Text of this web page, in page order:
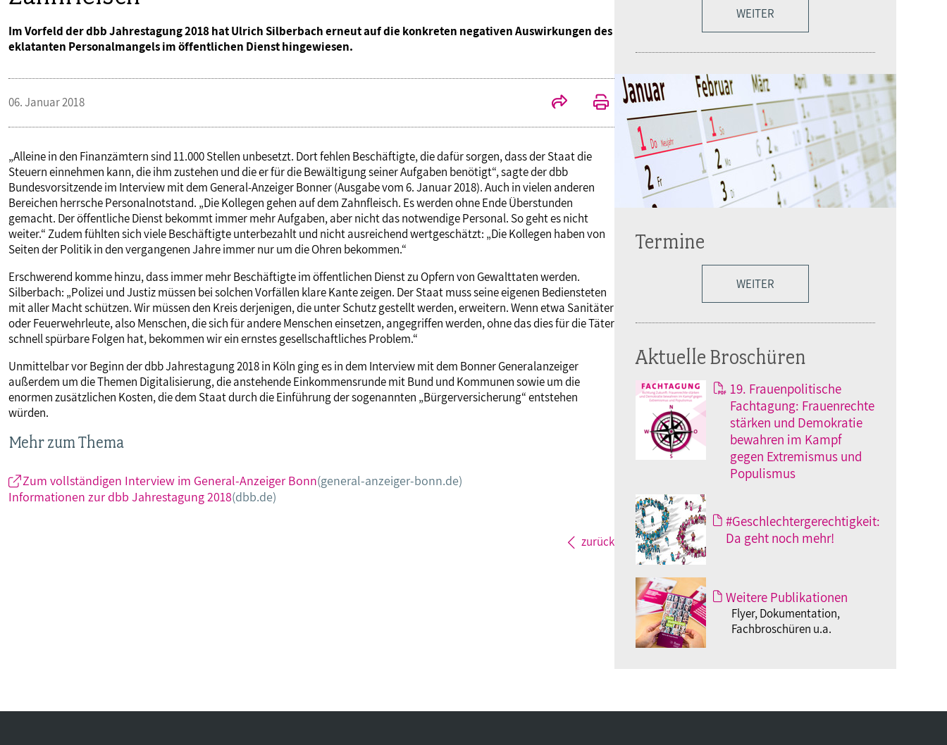
Im Vorfeld der dbb Jahrestagung 2018 hat Ulrich Silberbach erneut auf die konkreten negativen Auswirkungen des
eklatanten Personalmangels im öffentlichen Dienst hingewiesen.
06. Januar 2018
„Alleine in den Finanzämtern sind 11.000 Stellen unbesetzt. Dort fehlen Beschäftigte, die dafür sorgen, dass der Staat die
Steuern einnehmen kann, die ihm zustehen und die er für die Bewältigung seiner Aufgaben benötigt“, sagte der dbb
Bundesvorsitzende im Interview mit dem General-Anzeiger Bonner (Ausgabe vom 6. Januar 2018). Auch in vielen anderen
Bereichen herrsche Personalnotstand. „Die Kollegen gehen auf dem Zahnfleisch. Es werden ohne Ende Überstunden
gemacht. Der öffentliche Dienst bekommt immer mehr Aufgaben, aber nicht das notwendige Personal. So geht es nicht
weiter.“ Zudem fühlten sich viele Beschäftigte unterbezahlt und nicht ausreichend wertgeschätzt: „Die Kollegen haben von
Seiten der Politik in den vergangenen Jahre immer nur um die Ohren bekommen.“
Erschwerend komme hinzu, dass immer mehr Beschäftigte im öffentlichen Dienst zu Opfern von Gewalttaten werden.
Silberbach: „Polizei und Justiz müssen bei solchen Vorfällen klare Kante zeigen. Der Staat muss seine eigenen Bediensteten
mit aller Macht schützen. Wir müssen den Kreis derjenigen, die unter Schutz gestellt werden, erweitern. Wenn etwa Sanitäter
oder Feuerwehrleute, also Menschen, die sich für andere Menschen einsetzen, angegriffen werden, ohne das dies für die Täter
schnell spürbare Folgen hat, bekommen wir ein ernstes gesellschaftliches Problem.“
Unmittelbar vor Beginn der dbb Jahrestagung 2018 in Köln ging es in dem Interview mit dem Bonner Generalanzeiger
außerdem um die Themen Digitalisierung, die anstehende Einkommensrunde mit Bund und Kommunen sowie um die
enormen zusätzlichen Kosten, die dem Staat durch die Einführung der sogenannten „Bürgerversicherung“ entstehen
würden.
Mehr zum Thema
Zum vollständigen Interview im General-Anzeiger Bonn(general-anzeiger-bonn.de)
Informationen zur dbb Jahrestagung 2018(dbb.de)
zurück
WEITER
Termine
WEITER
Aktuelle Broschüren
19. Frauenpolitische
Fachtagung: Frauenrechte
stärken und Demokratie
bewahren im Kampf
gegen Extremismus und
Populismus
#Geschlechtergerechtigkeit:
Da geht noch mehr!
Weitere Publikationen
Flyer, Dokumentation,
Fachbroschüren u.a.